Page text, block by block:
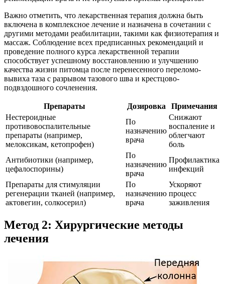
Важно отметить, что лекарственная терапия должна быть
включена в комплексное лечение и назначена в сочетании с
другими методами реабилитации, такими как физиотерапия и
массаж. Соблюдение всех предписанных рекомендаций и
проведение полного курса лекарственной терапии
способствует успешному восстановлению и улучшению
качества жизни питомца после перенесенного переломо-
вывиха таза с разрывом тазового шва и крестцово-
подвздошного сочленения.
Препараты Дозировка
Примечания
Нестероидные
противовоспалительные
препараты (например,
мелоксикам, кетопрофен)
По
назначению
врача
Снижают
воспаление и
облегчают
боль
Антибиотики (например,
цефалоспорины)
По
назначению
врача
Профилактика
инфекций
Препараты для стимуляции
регенерации тканей (например,
актовегин, солкосерил)
По
назначению
врача
Ускоряют
процесс
заживления
Метод 2: Хирургические методы
лечения